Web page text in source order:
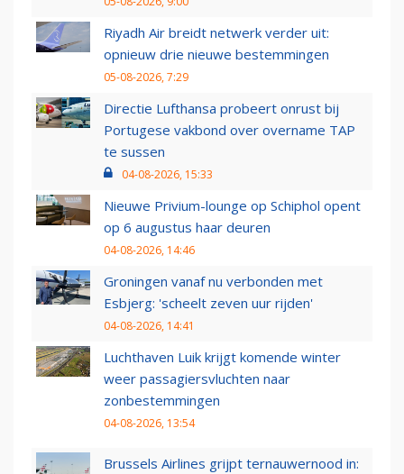
Riyadh Air breidt netwerk verder uit:
opnieuw drie nieuwe bestemmingen
05-08-2026, 7:29
Directie Lufthansa probeert onrust bij
Portugese vakbond over overname TAP
te sussen
04-08-2026, 15:33
Nieuwe Privium-lounge op Schiphol opent
op 6 augustus haar deuren
04-08-2026, 14:46
Groningen vanaf nu verbonden met
Esbjerg: 'scheelt zeven uur rijden'
04-08-2026, 14:41
Luchthaven Luik krijgt komende winter
weer passagiersvluchten naar
zonbestemmingen
04-08-2026, 13:54
Brussels Airlines grijpt ternauwernood in: